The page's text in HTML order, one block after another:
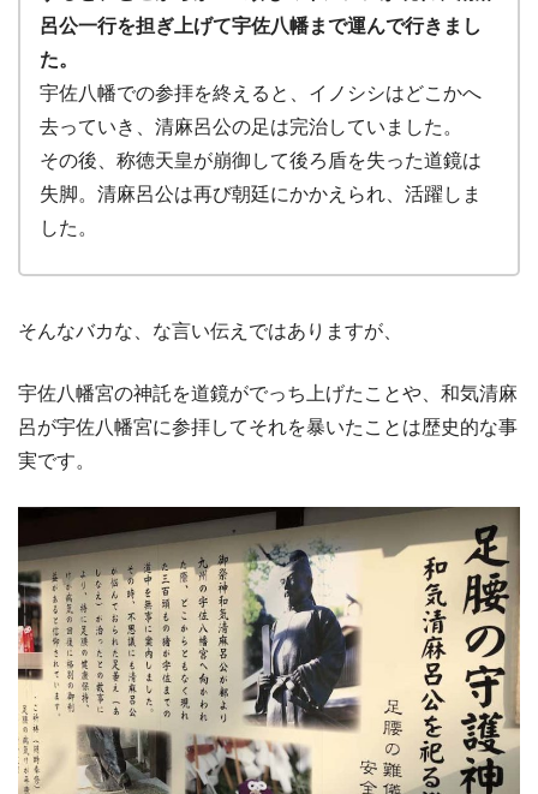
呂公一行を担ぎ上げて宇佐八幡まで運んで行きまし
た。
宇佐八幡での参拝を終えると、イノシシはどこかへ
去っていき、清麻呂公の足は完治していました。
その後、称徳天皇が崩御して後ろ盾を失った道鏡は
失脚。清麻呂公は再び朝廷にかかえられ、活躍しま
した。
そんなバカな、な言い伝えではありますが、
宇佐八幡宮の神託を道鏡がでっち上げたことや、和気清麻
呂が宇佐八幡宮に参拝してそれを暴いたことは歴史的な事
実です。